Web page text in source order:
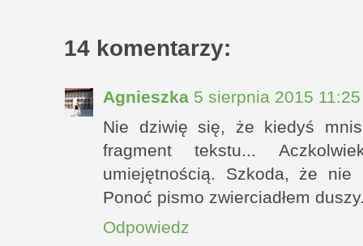
14 komentarzy:
Agnieszka 5 sierpnia 2015 11:25
Nie dziwię się, że kiedyś
fragment tekstu...
umiejętnością. Szkoda, że
Ponoć pismo zwierciadłem
Odpowiedz